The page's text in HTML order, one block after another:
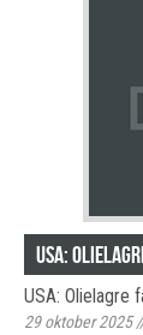
USA:
USA: Olielagre
29 oktober 2025